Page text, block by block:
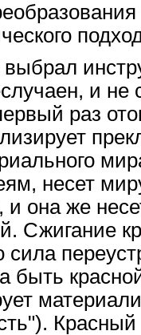
и
раз
несет
она же
Сжигание
сила
быть
Красный